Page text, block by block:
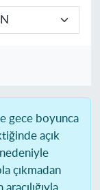
gece boyunca
açık
çıkmadan